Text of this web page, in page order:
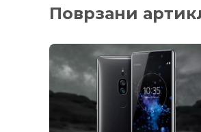
Поврзани